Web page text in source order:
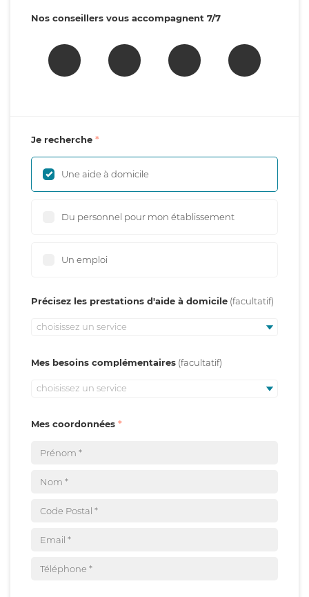
Nos conseillers vous accompagnent 7/7
Je recherche
Une aide à domicile
Du personnel pour mon établissement
Un emploi
Précisez les prestations d'aide à domicile
choisissez un service
Mes besoins complémentaires
choisissez un service
Mes coordonnées